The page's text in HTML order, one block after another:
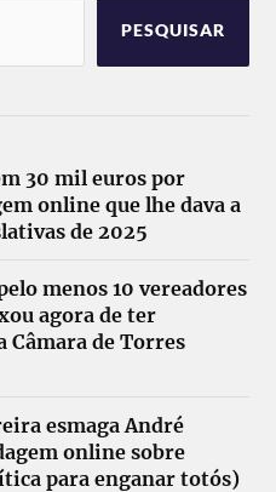
PESQUISAR
30 mil euros por
online que lhe dava a
de 2025
menos 10 vereadores
agora de ter
Câmara de Torres
esmaga André
online sobre
para enganar totós)